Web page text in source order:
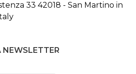
33 42018 - San Martino in